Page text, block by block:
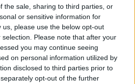
the sale, sharing to third parties, or
or sensitive information for
please use the below opt-out
Please note that after your
you may continue seeing
on personal information utilized by
disclosed to third parties prior to
opt-out of the further
ismertetik az övezeti paraméterek
javaslatot.
ÉS MEGÚJULÓ
A BISINGER
a belvárosi park megújításának